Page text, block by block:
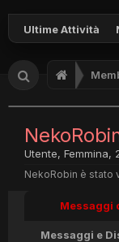
Ultime Attività
Utente, Femmina,
NekoRobin è stato
Messaggi
Messaggi e